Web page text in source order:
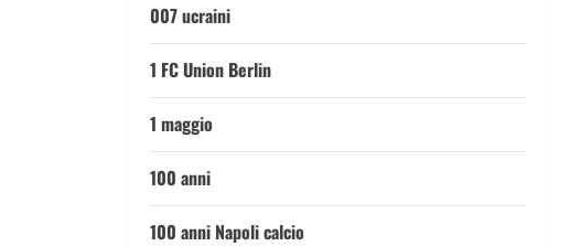
007 ucraini
1 FC Union Berlin
1 maggio
100 anni
100 anni Napoli calcio